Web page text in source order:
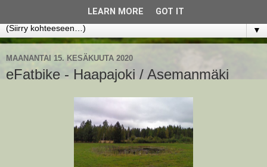
▼
MAANANTAI 15. KESÄKUUTA 2020
eFatbike - Haapajoki / Asemanmäki
LEARN MORE GOT IT